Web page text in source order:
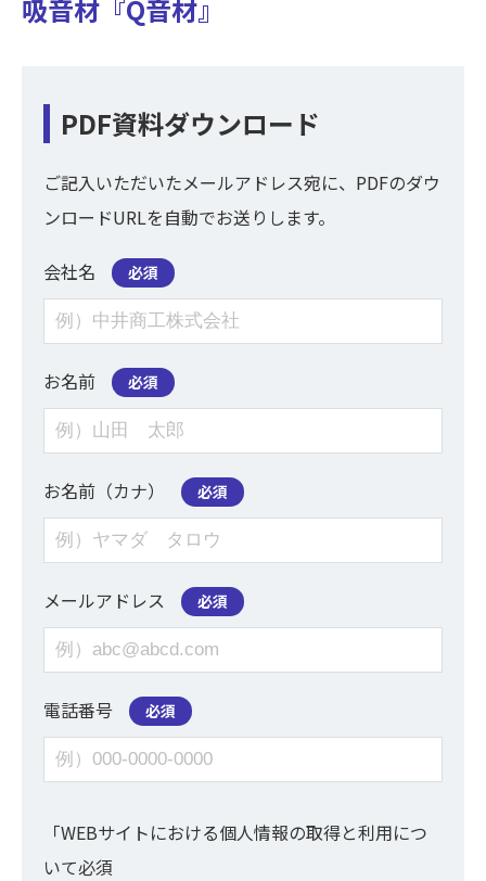
吸音材『Q音材』
PDF資料ダウンロード
ご記入いただいたメールアドレス宛に、PDFのダウ
ンロードURLを自動でお送りします。
会社名 必須
お名前 必須
お名前（カナ） 必須
メールアドレス 必須
電話番号 必須
「WEBサイトにおける個人情報の取得と利用につ
いて必須